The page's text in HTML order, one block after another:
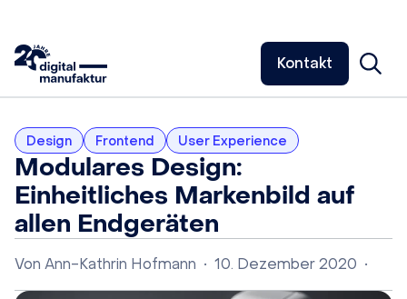
Kontakt
Design Frontend User Experience
Modulares Design:
Einheitliches Markenbild auf
allen Endgeräten
Von Ann-Kathrin Hofmann • 10. Dezember 2020 •